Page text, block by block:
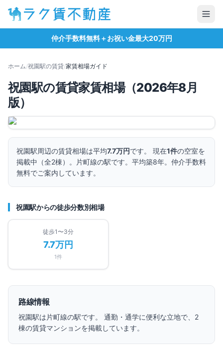
仲介手数料無料＋お祝い金最大20万円
ホーム/祝園駅の賃貸/家賃相場ガイド
祝園駅の賃貸家賃相場（2026年8月
版）
祝園駅周辺の賃貸相場は平均7.7万円です。 現在1件の空室を
掲載中（全2棟）。 片町線の駅です。 平均築8年。 仲介手数料
無料でご案内しています。
祝園駅からの徒歩分数別相場
徒歩1〜3分
7.7万円
1件
路線情報
祝園駅は片町線の駅です。 通勤・通学に便利な立地で、 2
棟の賃貸マンションを掲載しています。